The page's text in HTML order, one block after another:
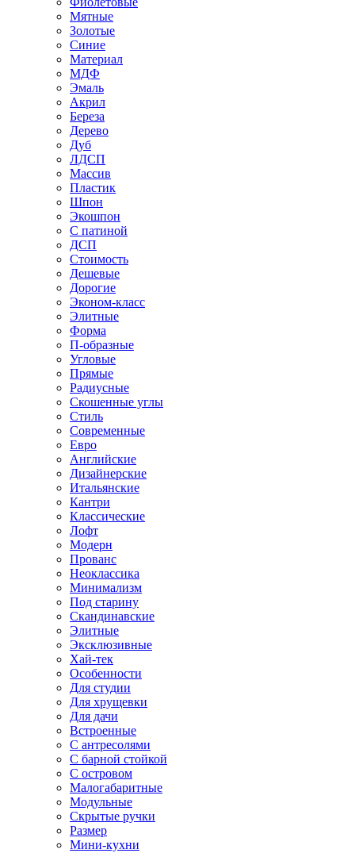
Мятные
Золотые
Синие
Материал
МДФ
Эмаль
Акрил
Береза
Дерево
Дуб
ЛДСП
Массив
Пластик
Шпон
Экошпон
С патиной
ДСП
Стоимость
Дешевые
Дорогие
Эконом-класс
Элитные
Форма
П-образные
Угловые
Прямые
Радиусные
Скошенные углы
Стиль
Современные
Евро
Английские
Дизайнерские
Итальянские
Кантри
Классические
Лофт
Модерн
Прованс
Неоклассика
Минимализм
Под старину
Скандинавские
Элитные
Эксклюзивные
Хай-тек
Особенности
Для студии
Для хрущевки
Для дачи
Встроенные
С антресолями
С барной стойкой
С островом
Малогабаритные
Модульные
Скрытые ручки
Размер
Мини-кухни